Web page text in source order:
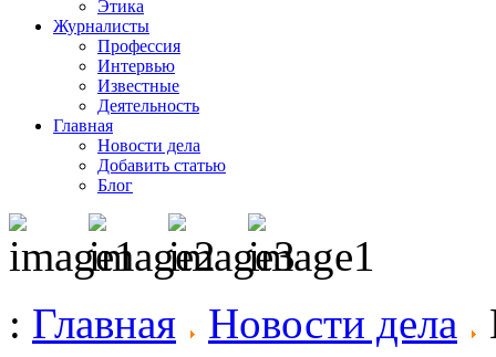
Этика
Журналисты
Профессия
Интервью
Известные
Деятельность
Главная
Новости дела
Добавить статью
Блог
: Главная Новости дела